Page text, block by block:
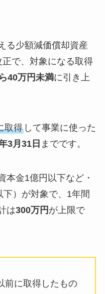
る少額減価償却資産
で、対象になる取得
40万円未満に引き上
取得して事業に使った
3月31日 までです。
本金1億円以下など・
）が対象で、1年間
は300万円 が上限で
前に取得したもの